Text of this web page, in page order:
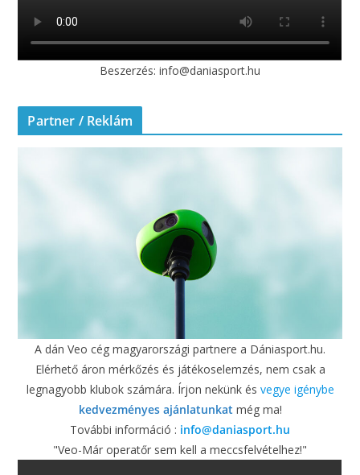
Beszerzés: info@daniasport.hu
Partner / Reklám
A dán Veo cég magyarországi partnere a Dániasport.hu.
Elérhető áron mérkőzés és játékoselemzés, nem csak a
legnagyobb klubok számára. Írjon nekünk és vegye igénybe
kedvezményes ajánlatunkat még ma!
További információ : info@daniasport.hu
"Veo-Már operatőr sem kell a meccsfelvételhez!"